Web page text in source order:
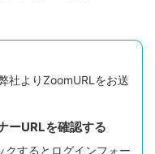
社よりZoomURLをお送
ーURLを確認する
クするとログインフォー